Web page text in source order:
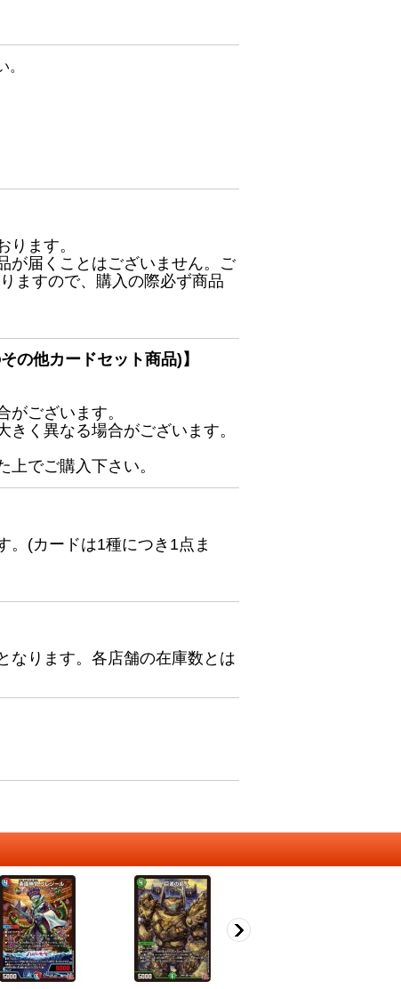
ます。
が届くことはございません。ご
ますので、購入の際必ず商品
の他カードセット商品)】
ございます。
く異なる場合がございます。
でご購入下さい。
。(カードは1種につき1点ま
なります。各店舗の在庫数とは